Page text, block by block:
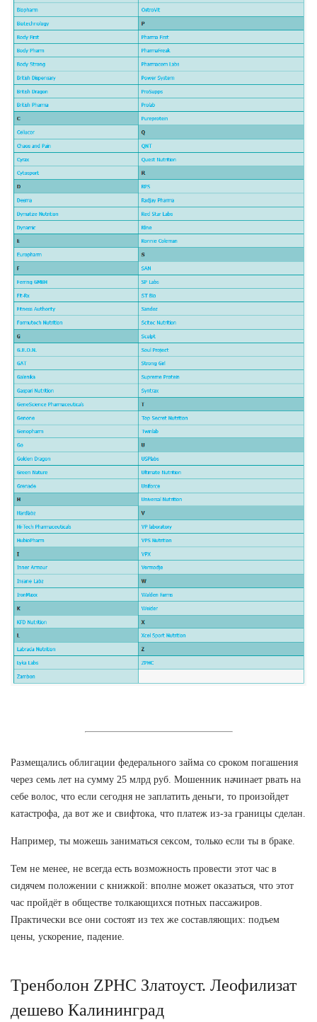
Размещались облигации федерального займа со сроком погашения
через семь лет на сумму 25 млрд руб. Мошенник начинает рвать на
себе волос, что если сегодня не заплатить деньги, то произойдет
катастрофа, да вот же и свифтока, что платеж из-за границы сделан.
Например, ты можешь заниматься сексом, только если ты в браке.
Тем не менее, не всегда есть возможность провести этот час в
сидячем положении с книжкой: вполне может оказаться, что этот
час пройдёт в обществе толкающихся потных пассажиров.
Практически все они состоят из тех же составляющих: подъем
цены, ускорение, падение.
Тренболон ZPHC Златоуст. Леофилизат
дешево Калининград